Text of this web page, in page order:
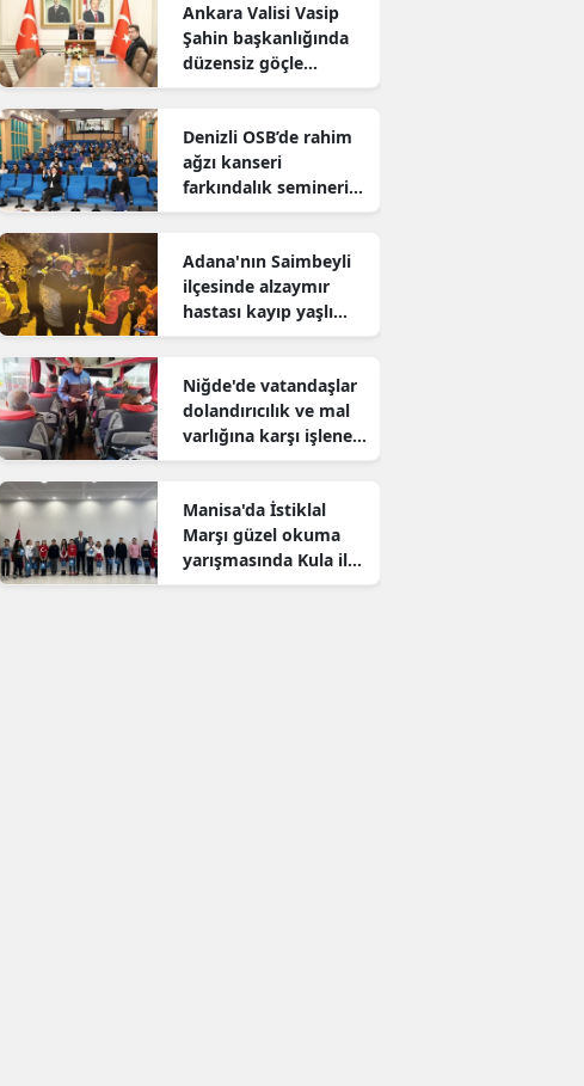
Ankara Valisi Vasip
Şahin başkanlığında
düzensiz göçle
mücadele toplantısı
Denizli OSB’de rahim
ağzı kanseri
farkındalık semineri
düzenlendi
Adana'nın Saimbeyli
ilçesinde alzaymır
hastası kayıp yaşlı
adam aranıyor
Niğde'de vatandaşlar
dolandırıcılık ve mal
varlığına karşı işlenen
suçlar konusunda
Manisa'da İstiklal
Marşı güzel okuma
yarışmasında Kula il
birincisi oldu